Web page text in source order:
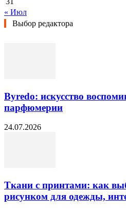
« Июл
Выбор редактора
Byredo: искусство
парфюмерии
24.07.2026
Ткани с принтами: как
рисунком для одежды,